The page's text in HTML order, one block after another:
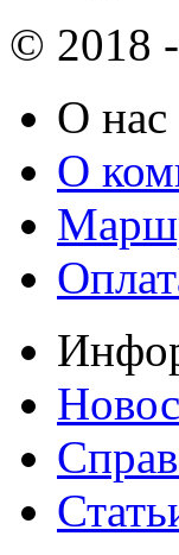
© 2018
О нас
О